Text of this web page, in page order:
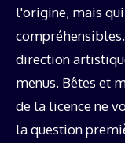
l'origine, mais
direction
menus. Bêtes et
de la licence ne
la question